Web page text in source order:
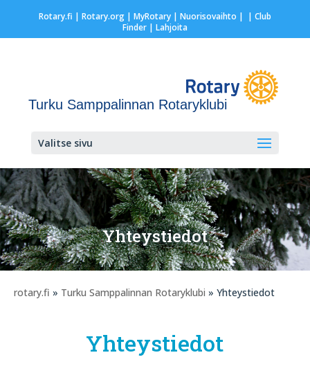
Rotary.fi | Rotary.org| MyRotary | Nuorisovaihto | | Club
Finder| Lahjoita
Turku Samppalinnan Rotaryklubi
Valitse sivu
Yhteystiedot
rotary.fi » Turku Samppalinnan Rotaryklubi » Yhteystiedot
Yhteystiedot